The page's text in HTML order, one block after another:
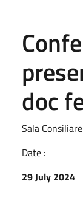
doc
Sala
Date :
29 July 2024